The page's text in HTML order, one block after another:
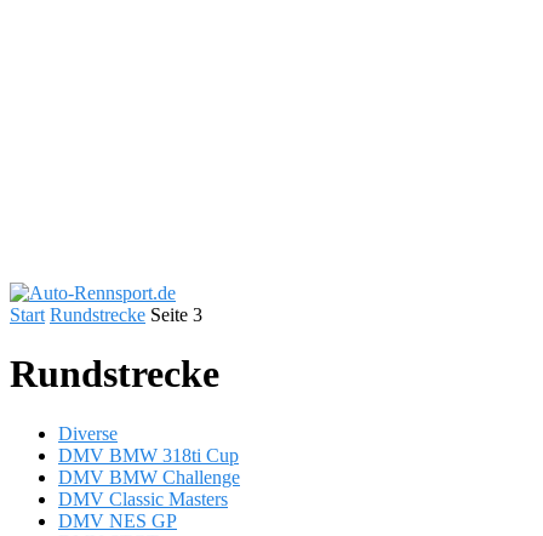
Start Rundstrecke Seite 3
Rundstrecke
Diverse
DMV BMW 318ti Cup
DMV BMW Challenge
DMV Classic Masters
DMV NES GP